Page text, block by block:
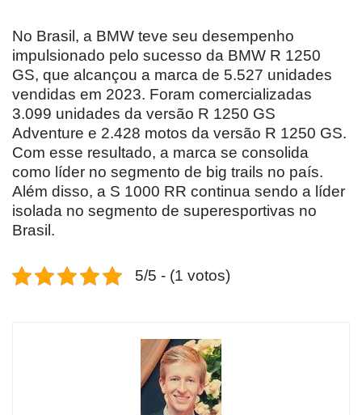
No Brasil, a BMW teve seu desempenho
impulsionado pelo sucesso da BMW R 1250
GS, que alcançou a marca de 5.527 unidades
vendidas em 2023. Foram comercializadas
3.099 unidades da versão R 1250 GS
Adventure e 2.428 motos da versão R 1250 GS.
Com esse resultado, a marca se consolida
como líder no segmento de big trails no país.
Além disso, a S 1000 RR continua sendo a líder
isolada no segmento de superesportivas no
Brasil.
5/5 - (1 votos)